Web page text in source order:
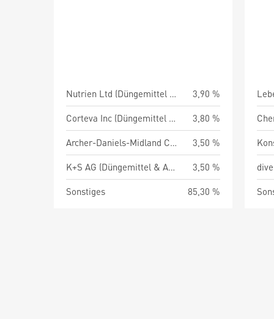
Nutrien Ltd (Düngemittel & Agrochemie)
3,90 %
Corteva Inc (Düngemittel & Agrochemie)
3,80 %
Archer-Daniels-Midland Co (Landwirtschaftliche Erzeugnisse und Dienstleistungen)
3,50 %
K+S AG (Düngemittel & Agrochemie)
3,50 %
Sonstiges
85,30 %